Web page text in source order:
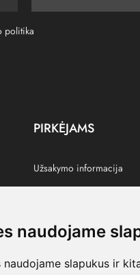
naudojame
naudojame slapukus ir
politika
PIRKĖJAMS
Užsakymo informacija
Paskyra
Pamėgtos prekės